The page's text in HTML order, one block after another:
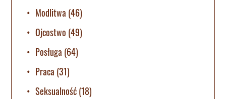
Modlitwa (46)
Ojcostwo (49)
Posługa (64)
Praca (31)
Seksualność(18)